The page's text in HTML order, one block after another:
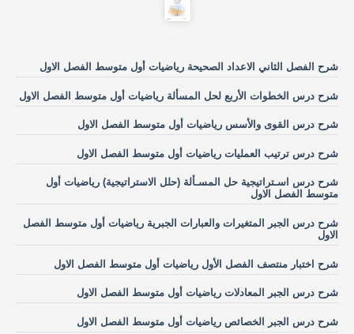
شرح الفصل الثاني الاعداد الصحيحة رياضيات أول متوسط الفصل الاول
شرح درس الخطوات الأربع لحل المسألة رياضيات أول متوسط الفصل الاول
شرح درس القوى والأسس رياضيات أول متوسط الفصل الاول
شرح درس ترتيب العمليات رياضيات أول متوسط الفصل الاول
شرح درس اسـتراتيجية حل المسـألة (حلل الاستراتيجية) رياضيات أول
متوسط الفصل الاول
شرح درس الجبر المتغيرات والعبارات الجبرية رياضيات أول متوسط الفصل
الاول
شرح اختبار منتصف الفصل الأول رياضيات أول متوسط الفصل الاول
شرح درس الجبر المعادلات رياضيات أول متوسط الفصل الاول
شرح درس الجبر الخصائص رياضيات أول متوسط الفصل الاول